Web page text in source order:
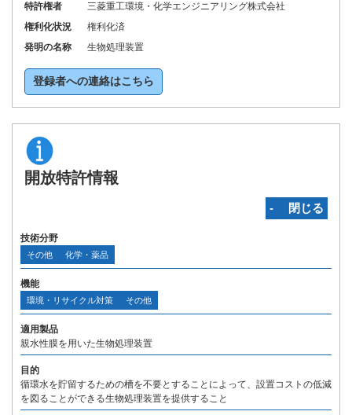
特許権者
三菱重工環境・化学エンジニアリング株式会社
権利化状況
権利化済
発明の名称
生物処理装置
登録者への連絡はこちら
開放特許情報
‐ 閉じる
技術分野
その他 化学・薬品
機能
環境・リサイクル対策 その他
適用製品
親水性膜を用いた生物処理装置
目的
循環水を貯留するための槽を不要とすることによって、設置コストの低減
を図ることができる生物処理装置を提供すること